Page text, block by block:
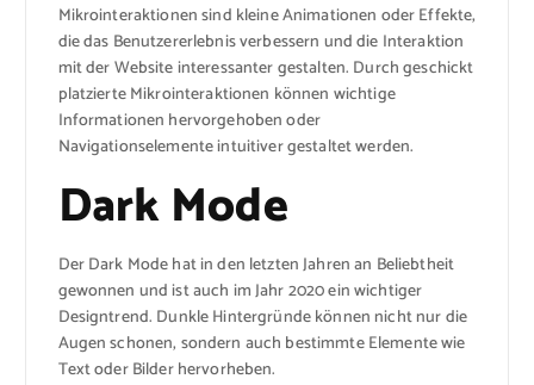
Mikrointeraktionen sind kleine Animationen oder Effekte,
die das Benutzererlebnis verbessern und die Interaktion
mit der Website interessanter gestalten. Durch geschickt
platzierte Mikrointeraktionen können wichtige
Informationen hervorgehoben oder
Navigationselemente intuitiver gestaltet werden.
Dark Mode
Der Dark Mode hat in den letzten Jahren an Beliebtheit
gewonnen und ist auch im Jahr 2020 ein wichtiger
Designtrend. Dunkle Hintergründe können nicht nur die
Augen schonen, sondern auch bestimmte Elemente wie
Text oder Bilder hervorheben.